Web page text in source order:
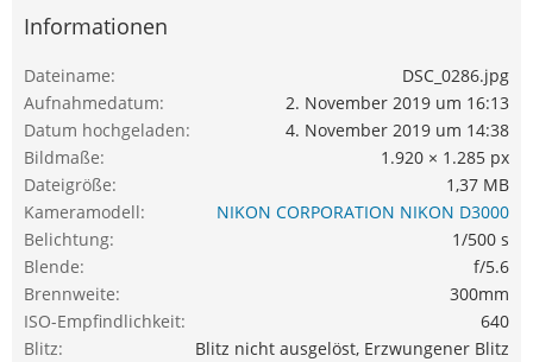
Informationen
Dateiname
DSC_0286.jpg
Aufnahmedatum
2. November 2019 um 16:13
Datum hochgeladen
4. November 2019 um 14:38
Bildmaße
1.920 × 1.285 px
Dateigröße
1,37 MB
Kameramodell
NIKON CORPORATION NIKON D3000
Belichtung
1/500 s
Blende
f/5.6
Brennweite
300mm
ISO-Empfindlichkeit
640
Blitz
Blitz nicht ausgelöst, Erzwungener Blitz